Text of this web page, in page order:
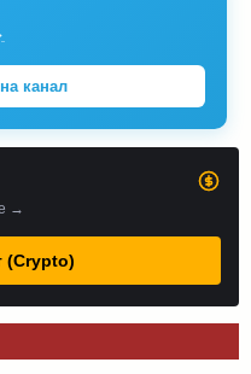
канал
→
(Crypto)